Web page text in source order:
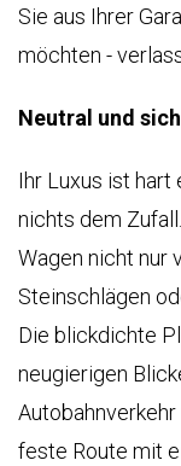
В
КАЧЕСТВА
KLASSEN
Sie aus Ihrer
möchten -
Neutral und
Ihr Luxus ist hart
nichts dem
Wagen nicht nur
Steinschlägen
Die blickdichte
neugierigen
feste Route mit